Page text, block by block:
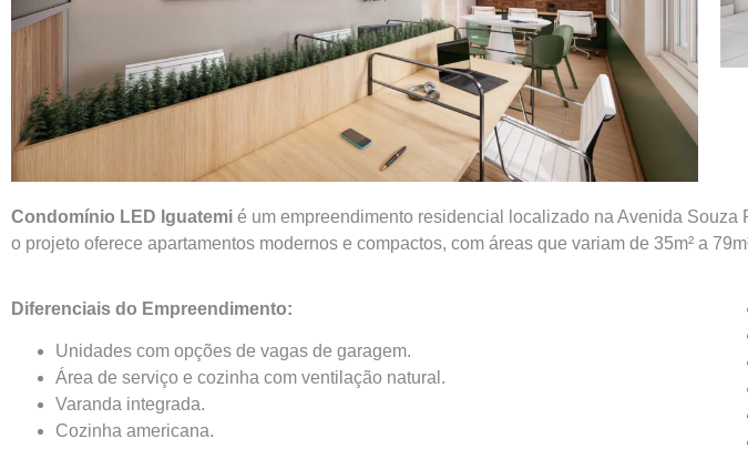
Condomínio LED Iguatemi é um empreendimento residencial localizado na Avenida Souza
o projeto oferece apartamentos modernos e compactos, com áreas que variam de 35m² a
Diferenciais do Empreendimento:
Unidades com opções de vagas de garagem.
Área de serviço e cozinha com ventilação natural.
Varanda integrada.
Cozinha americana.